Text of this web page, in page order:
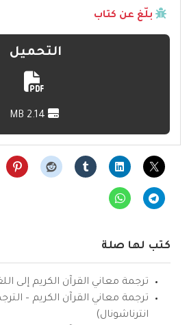
بلّغ عن كتاب
التحميل
كتب لها صلة
ترجمة معاني القرآن الكريم إلى
ترجمة معاني القرآن الكريم –
انترناشونال)